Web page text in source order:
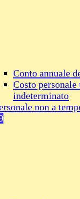
Conto annuale
Costo personale
indeterminato
non a